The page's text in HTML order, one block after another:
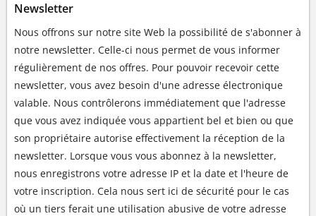
Newsletter
Nous offrons sur notre site Web la possibilité de s'abonner à
notre newsletter. Celle-ci nous permet de vous informer
régulièrement de nos offres. Pour pouvoir recevoir cette
newsletter, vous avez besoin d'une adresse électronique
valable. Nous contrôlerons immédiatement que l'adresse
que vous avez indiquée vous appartient bel et bien ou que
son propriétaire autorise effectivement la réception de la
newsletter. Lorsque vous vous abonnez à la newsletter,
nous enregistrons votre adresse IP et la date et l'heure de
votre inscription. Cela nous sert ici de sécurité pour le cas
où un tiers ferait une utilisation abusive de votre adresse